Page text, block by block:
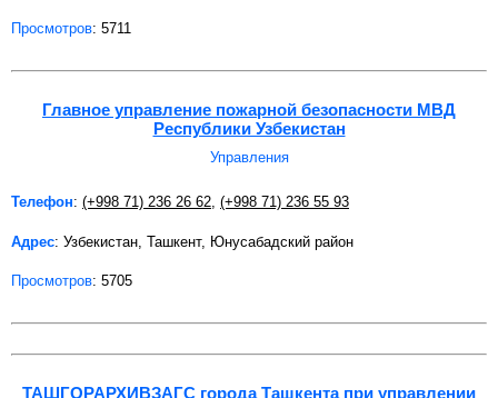
Просмотров: 5711
Главное управление пожарной безопасности МВД
Республики Узбекистан
Управления
Телефон: (+998 71) 236 26 62, (+998 71) 236 55 93
Адрес: Узбекистан, Ташкент, Юнусабадский район
Просмотров: 5705
ТАШГОРАРХИВЗАГС города Ташкента при управлении